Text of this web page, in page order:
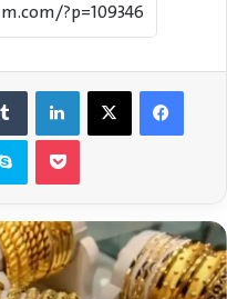
فيسبوك ‫X لينكدإن